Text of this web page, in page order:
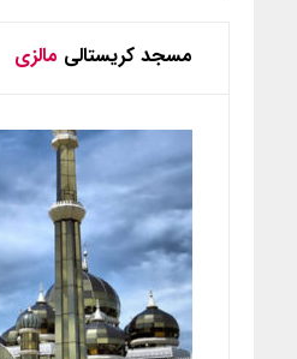
مسجد کریستالی مالزی